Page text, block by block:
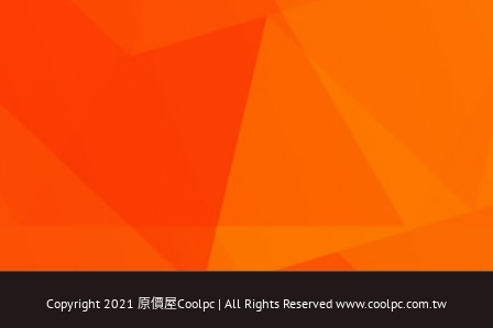
Copyright 2021 原價屋Coolpc | All Rights Reserved www.coolpc.com.tw